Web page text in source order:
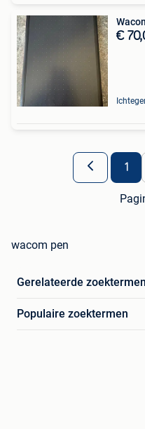
€
1
wacom pen
Gerelateerde zoektermen
Populaire zoektermen